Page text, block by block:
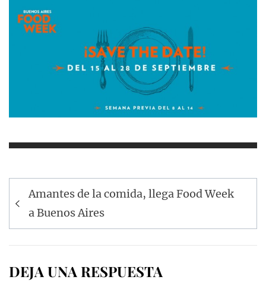
Navegación
de
entradas
Amantes de la comida, llega Food Week
a Buenos Aires
DEJA UNA RESPUESTA